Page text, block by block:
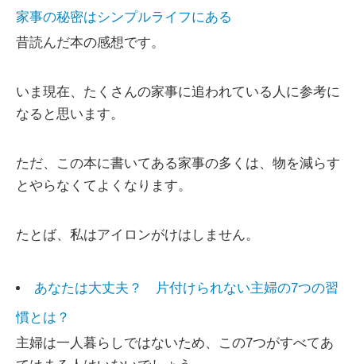
家事の秘密はシンプルライフにある
昔読んだ本の感想です。
いま現在、たくさんの家事に追われている人に参考に
なると思います。
ただ、この本に書いてある家事の多くは、物を減らす
とやらなくてよくなります。
たとば、私はアイロンがけはしません。
あなたは大丈夫？ 片付けられない主婦の7つの習
慣とは？
主婦は一人暮らしではないため、この7つがすべてあ